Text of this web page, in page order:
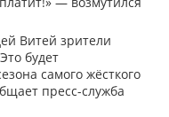
Витей зрители
будет
самого жёсткого
пресс-служба